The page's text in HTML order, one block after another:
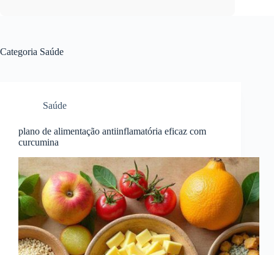
Categoria Saúde
Saúde
plano de alimentação antiinflamatória eficaz com
curcumina